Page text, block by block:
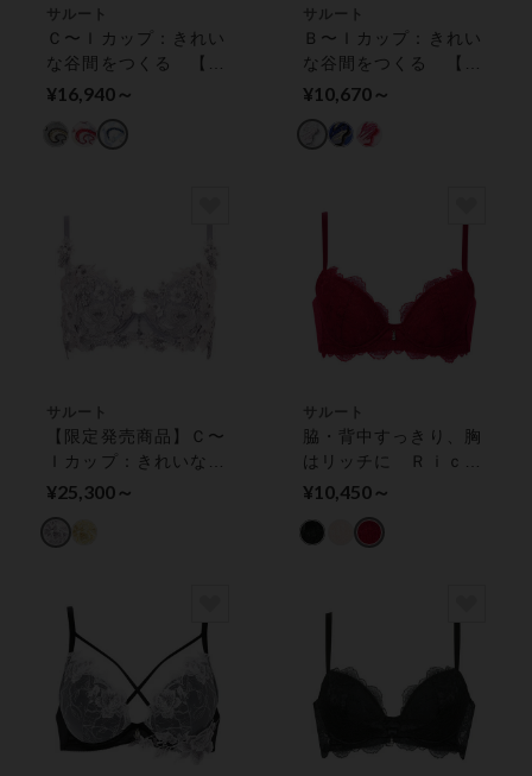
サルート
Ｃ〜Ｉカップ：きれい
な谷間をつくる 【プ
ッシュアップタイプ】
カップ）
¥16,940～
サルート
Ｂ〜Ｉカップ：きれい
な谷間をつくる 【プ
ッシュアップタイプ】
カップ）
¥10,670～
サルート
【限定発売商品】Ｃ〜
Ｉカップ：きれいな谷
間をつくる プッシュ
ーブラ（３／４カッ
¥25,300～
サルート
脇・背中すっきり、胸
はリッチに Ｒｉｃ
ｈ Ｖｅｉｌ Ｂｒａ
カップ）
¥10,450～